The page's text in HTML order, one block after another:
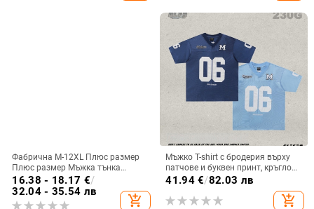
Фабрична M-12XL Плюс размер
Плюс размер Мъжка тънка
тениска с кръгло деколте,
бързосъхнеща, с къс ръкав, лятна
тънка тениска с половин ръкав
16.38 - 18.17 €/
32.04 - 35.54 лв
add_shopping_cart
Мъжко T-shirt с бродерия върху
патчове и буквен принт, кръгло
деколте, къс ръкав, полиестерна
синтетична смес, японски ретро
стил
41.94€/82.03 лв
add_shopping_cart